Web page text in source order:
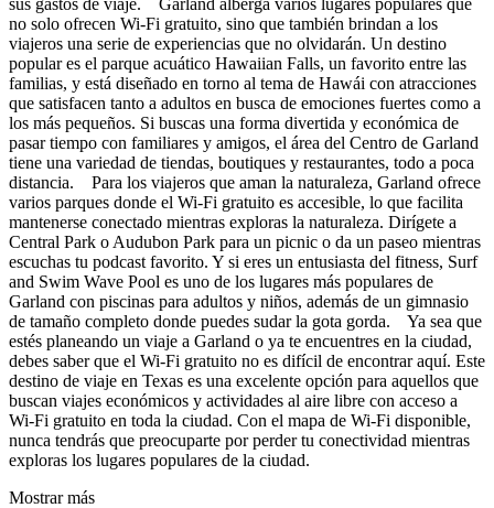
sus gastos de viaje. Garland alberga varios lugares populares que
no solo ofrecen Wi-Fi gratuito, sino que también brindan a los
viajeros una serie de experiencias que no olvidarán. Un destino
popular es el parque acuático Hawaiian Falls, un favorito entre las
familias, y está diseñado en torno al tema de Hawái con atracciones
que satisfacen tanto a adultos en busca de emociones fuertes como a
los más pequeños. Si buscas una forma divertida y económica de
pasar tiempo con familiares y amigos, el área del Centro de Garland
tiene una variedad de tiendas, boutiques y restaurantes, todo a poca
distancia. Para los viajeros que aman la naturaleza, Garland ofrece
varios parques donde el Wi-Fi gratuito es accesible, lo que facilita
mantenerse conectado mientras exploras la naturaleza. Dirígete a
Central Park o Audubon Park para un picnic o da un paseo mientras
escuchas tu podcast favorito. Y si eres un entusiasta del fitness, Surf
and Swim Wave Pool es uno de los lugares más populares de
Garland con piscinas para adultos y niños, además de un gimnasio
de tamaño completo donde puedes sudar la gota gorda. Ya sea que
estés planeando un viaje a Garland o ya te encuentres en la ciudad,
debes saber que el Wi-Fi gratuito no es difícil de encontrar aquí. Este
destino de viaje en Texas es una excelente opción para aquellos que
buscan viajes económicos y actividades al aire libre con acceso a
Wi-Fi gratuito en toda la ciudad. Con el mapa de Wi-Fi disponible,
nunca tendrás que preocuparte por perder tu conectividad mientras
exploras los lugares populares de la ciudad.
Mostrar más